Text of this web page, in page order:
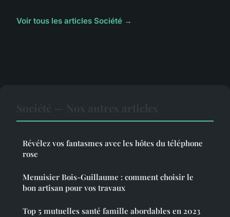
Voir tous les articles Société →
Révélez vos fantasmes avec les hôtes du téléphone
rose
Menuisier Bois-Guillaume : comment choisir le
bon artisan pour vos travaux
Top 5 mutuelles santé famille abordables en 2023